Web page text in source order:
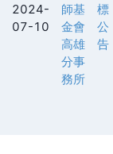
2024-
07-10
師基
金會
高雄
分事
務所
標
公
告